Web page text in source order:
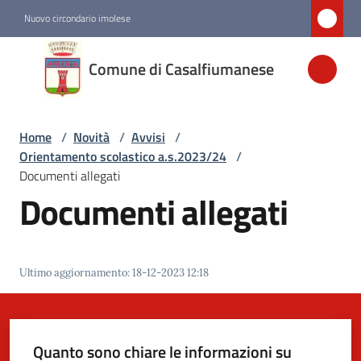
Nuovo circondario imolese
Comune di Casalfiumanese
Comune di
Casalfiumanese
Amministrazione
Menu selezionato
Vivere
Casalfiumanese
Home / Novità / Avvisi /
Orientamento scolastico a.s.2023/24 /
Documenti allegati
Documenti allegati
Ultimo aggiornamento:18-12-2023 12:18
Quanto sono chiare le informazioni su